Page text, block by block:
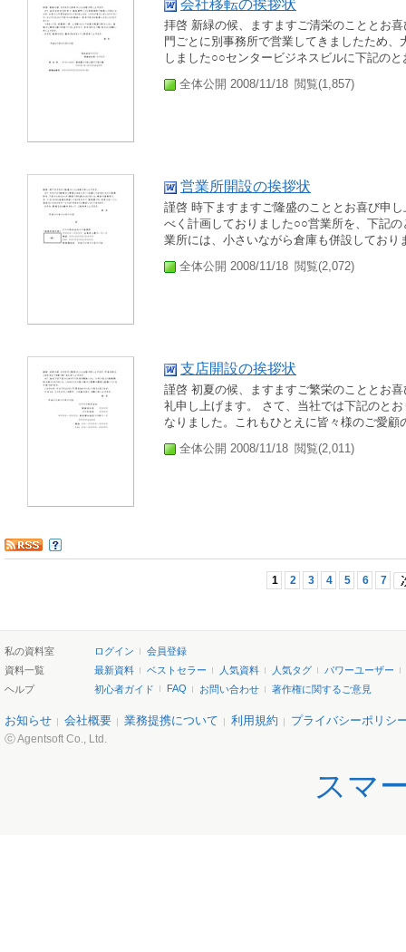
会社移転の挨拶状
拝啓 新緑の候、ますますご清栄のこととお
門ごとに別事務所で営業してきましたため
しました○○センタービジネスビルに下記の
全体公開 2008/11/18 閲覧(1,857)
営業所開設の挨拶状
謹啓 時下ますますご隆盛のこととお喜び申
べく計画しておりました○○営業所を、下記
業所には、小さいながら倉庫も併設してお
全体公開 2008/11/18 閲覧(2,072)
支店開設の挨拶状
謹啓 初夏の候、ますますご繁栄のこととお
礼申し上げます。 さて、当社では下記のと
なりました。これもひとえに皆々様のご愛
全体公開 2008/11/18 閲覧(2,011)
1 2 3 4 5 6 7
私の資料室 ログイン
会員登録
資料一覧
最新資料 ベストセラー 人気資料 人気タグ
パワーユーザー
ヘルプ
初心者ガイド FAQ お問い合わせ 著作権に関するご意見
お知らせ 会社概要 業務提携について 利用規約 プライバシーポリシ
ⓒ Agentsoft Co., Ltd.
スマ